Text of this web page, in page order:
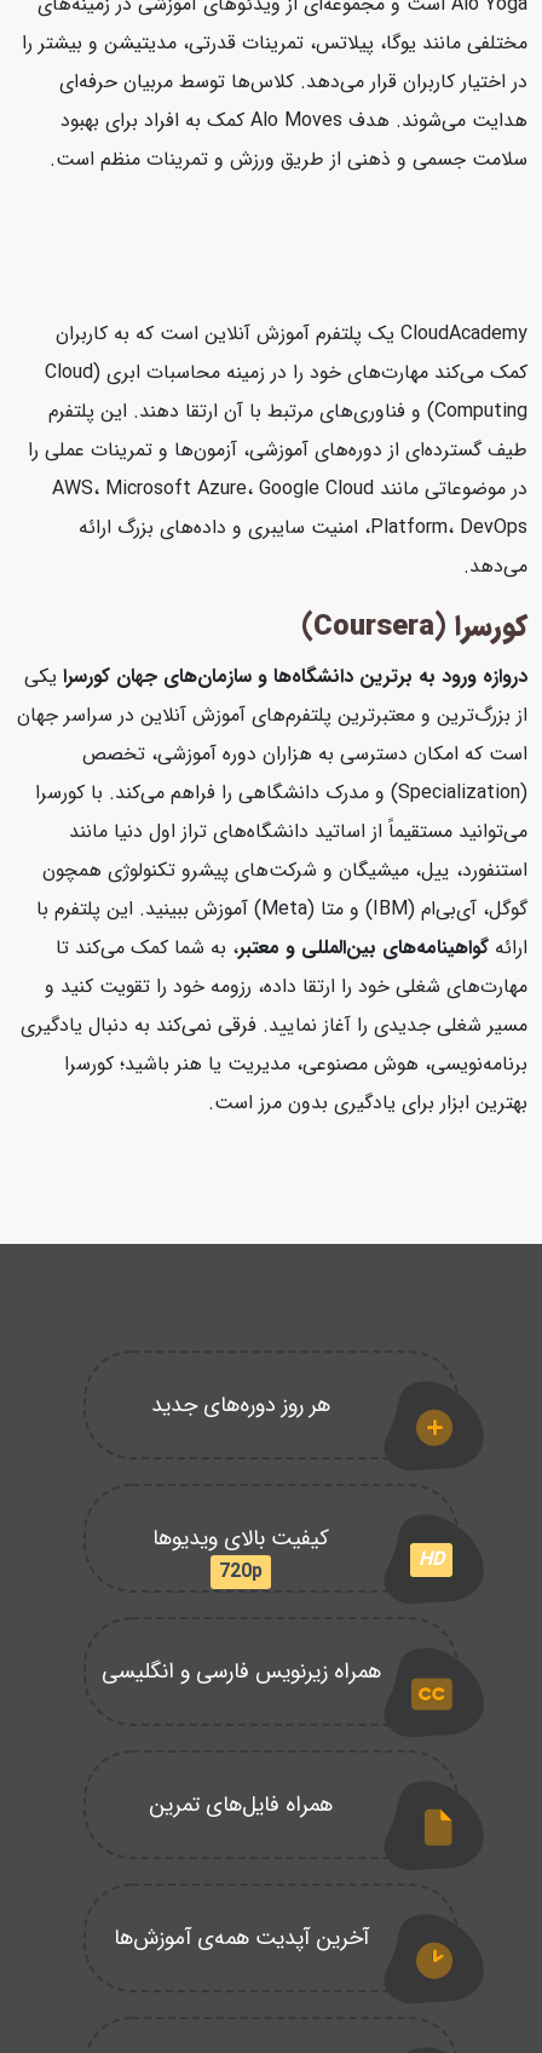
مختلفی مانند یوگا، پیلاتس، تمرینات قدرتی، مدیتیشن و بیشتر را
در اختیار کاربران قرار می‌دهد. کلاس‌ها توسط مربیان حرفه‌ای
هدایت می‌شوند. هدف Alo Moves کمک به افراد برای بهبود
سلامت جسمی و ذهنی از طریق ورزش و تمرینات منظم است.
CloudAcademy یک پلتفرم آموزش آنلاین است که به کاربران
کمک می‌کند مهارت‌های خود را در زمینه محاسبات ابری (Cloud
Computing) و فناوری‌های مرتبط با آن ارتقا دهند. این پلتفرم
طیف گسترده‌ای از دوره‌های آموزشی، آزمون‌ها و تمرینات عملی را
در موضوعاتی مانند AWS، Microsoft Azure، Google Cloud
Platform، DevOps، امنیت سایبری و داده‌های بزرگ ارائه
می‌دهد.
کورسرا (Coursera)
دروازه ورود به برترین دانشگاه‌ها و سازمان‌های جهان کورسرایکی
از بزرگ‌ترین و معتبرترین پلتفرم‌های آموزش آنلاین در سراسر جهان
است که امکان دسترسی به هزاران دوره آموزشی، تخصص
(Specialization) و مدرک دانشگاهی را فراهم می‌کند. با کورسرا
می‌توانید مستقیماً از اساتید دانشگاه‌های تراز اول دنیا مانند
استنفورد، ییل، میشیگان و شرکت‌های پیشرو تکنولوژی همچون
گوگل، آی‌بی‌ام (IBM) و متا (Meta) آموزش ببینید. این پلتفرم با
ارائهگواهینامه‌های بین‌المللی و معتبر، به شما کمک می‌کند تا
مهارت‌های شغلی خود را ارتقا داده، رزومه خود را تقویت کنید و
مسیر شغلی جدیدی را آغاز نمایید. فرقی نمی‌کند به دنبال یادگیری
برنامه‌نویسی، هوش مصنوعی، مدیریت یا هنر باشید؛ کورسرا
بهترین ابزار برای یادگیری بدون مرز است.
هر روز دوره‌های جدید
HD
کیفیت بالای ویدیوها
720p
همراه زیرنویس فارسی و انگلیسی
همراه فایل‌های تمرین
آخرین آپدیت همه‌ی آموزش‌ها